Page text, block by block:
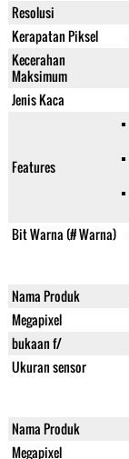
Resolusi
Kerapatan Piksel
Kecerahan
Maksimum
Jenis Kaca
Features
Bit Warna (# Warna)
Nama Produk
Megapixel
bukaan f/
Ukuran sensor
Nama Produk
Megapixel